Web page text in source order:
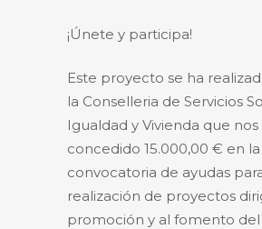
¡Únete y participa!
Este proyecto se ha
la Conselleria de Servicios
Igualdad y Vivienda que nos
concedido 15.000,00 € en la
convocatoria de ayudas
realización de proyectos
promoción y al fomento del